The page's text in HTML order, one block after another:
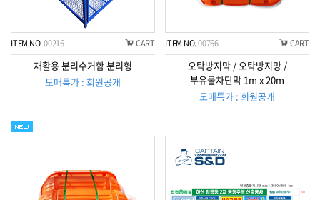
ITEM NO.00216 CART
재활용 분리수거함 분리형
도매특가 : 회원공개
ITEM NO.00766 CART
오탁방지막 / 오탁방지망 /
부유물차단막 1m x 20m
도매특가 : 회원공개